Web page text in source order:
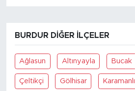
BURDUR DIĞER İLÇELER
Ağlasun Altınyayla Bucak
Çeltikçi Gölhisar Karamanlı